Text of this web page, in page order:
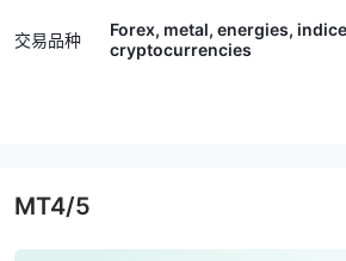
交易品种
Forex, metal, energies,
cryptocurrencies
MT4/5